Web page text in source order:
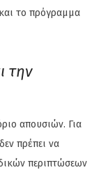
το πρόγραμμα
την
απουσιών. Για
πρέπει να
περιπτώσεων